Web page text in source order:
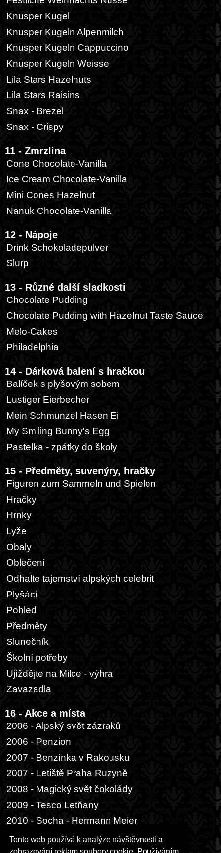
Tento web používá k analýze návštěvnosti a
zobrazování reklam soubory cookie. Používáním
Knusper Kugel
Knusper Kugeln Alpenmilch
Knusper Kugeln Cappuccino
Knusper Kugeln Weisse
Lila Stars Hazelnuts
Lila Stars Raisins
Snax - Brezel
Snax - Crispy
11 - Zmrzlina
Cone Chocolate-Vanilla
Ice Cream Chocolate-Vanilla
Mini Cones Hazelnut
Nanuk Chocolate-Vanilla
12 - Nápoje
Drink Schokoladepulver
Slurp
13 - Různé další sladkosti
Chocolate Pudding
Chocolate Pudding with Hazelnut Taste Sauce
Melo-Cakes
Philadelphia
14 - Dárková balení s hračkou
Balíček s plyšovým sobem
Lustiger Eierbecher
Mein Schmunzel Hasen Ei
My Smiling Bunny's Egg
Pastelka - zpátky do školy
15 - Předměty, suvenýry, hračky
Figuren zum Sammeln und Spielen
Hračky
Hrnky
Lyže
Obaly
Oblečení
Odhalte tajemství alpských celebrit
Plyšáci
Pohled
Předměty
Slunečník
Školní potřeby
Ujíždějte na Milce - výhra
Zavazadla
16 - Akce a místa
2006 - Alpský svět zázraků
2006 - Penzion
2007 - Benzínka v Rakousku
2007 - Letiště Praha Ruzyně
2008 - Magický svět čokolády
2009 - Tesco Letňany
2010 - Socha - Hermann Meier
2014 - Buenos Aires, přístav